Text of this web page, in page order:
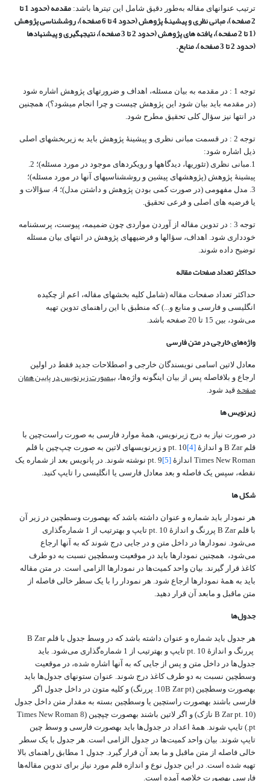
ترتیب عنوان‎های مقاله به‌طور دقیق شامل این تیترها باشد:
مقدمه (حدود 1 تا
2 صفحه)، مبانی نظری و پیشینۀ پژوهش (حدود 4 تا 6 صفحه)، روش­شناسی پژوهش
(1 تا 2 صفحه)، یافته ­های پژوهش (حدود 2 تا 3 صفحه)، نتیجه
گیری و پیشنهادها
(حدود 2 تا 3 صفحه)، منابع.
توجه 1 : در مقدمه به بیان مسئله، اهداف و ضرورت‎های پژوهش اشاره شود
(در مقدمه باید بیان شود این پژوهش چیست و چرا انجام می‎شود؟)، همچنین
در انتها نیز سؤال کلی تحقیق مطرح شود.
توجه 2 : در قسمت مبانی نظری و پیشینۀ پژوهش باید به زیربخش‎های اصلی
ذیل اشاره شود:
1.مبانی نظری (تئوری‎ها، دیدگاه‎ها و رویکردهای موجود در مورد مسئله)؛ 2.
پیشینۀ پژوهش (پژوهش‎های پیشین و روش‎شناسی‎های آنها در مورد مسئله)؛
3. مدل مفهومی (در صورت کمی بودن پژوهش و داشتن مدل)؛ 4. سؤالات و
یا فرضیه ­های اصلی و فرعی تحقیق.
توجه 3 : در تدوین مقاله از آوردن مواردی چون ضمیمه، پیوست، پرسش‎نامه
خودداری شود. اهداف، سؤال‎ها و فرضیه‎های پژوهش در انتهای بیان مسئله
توضیح داده شوند.
حداکثر تعداد صفحات مقاله
حداکثر تعداد صفحات مقاله (شامل کلیه بخش‎های مقاله، اعم از چکیده
انگلیسی و فارسی و منابع و...) که منطبق با این راهنمای تدوین تهیه
می‌شود، بین 15 تا 20 صفحه باشد.
واژه‌های خارجی در متن فارسی
معادل لاتین اسامی نویسندگان خارجی و اصطلاحات جدید فقط در اولین
ارجاع و بلافاصله پس از بیان این‎گونه واژه‌ها،
به‎صورت زیرنویس در پایین همان
صفحه قید شود.
زیرنویس ­ها
در صورت نیاز به درج زیرنویس، همۀ‌ موارد فارسی به‎ صورت راست‌چین با
قلم B Zar و اندازۀ pt. 10
[4]
و زیرنویس­های لاتین به صورت چپ‌چین با قلم
Times New Roman اندازۀ pt. 9
[5]
نوشته شوند. در پانویس بعد از شماره یک
نقطه، سپس یک فاصله و بعد معادل فارسی یا انگلیسی را تایپ کنید.
شکل ها
هر نمودار باید شماره و عنوان داشته باشد که به‎صورت وسط­چین در زیر آن
با قلم B Zar پررنگ و اندازۀ pt. 10 تایپ و به‎ترتیب از 1 شماره‌گذاری
می‌شود. نمودارها در داخل متن و در جایی درج شوند که به آنها ارجاع
می‌شود، هم­چنین نمودارها باید در موقعیت وسط‎چین نسبت به دو طرف
کاغذ قرار گیرند. بیان واحد کمیت‌ها در نمودارها الزامی است. در متن مقاله
باید به همۀ نمودارها ارجاع شود. هر نمودار را با یک سطر خالی فاصله از
متن ماقبل و مابعد آن قرار دهید.
جدول‌ها
هر جدول باید شماره و عنوان داشته باشد که در وسط جدول با قلم B Zar
پررنگ و اندازۀ pt. 10 تایپ و به‎ترتیب از 1 شماره‌گذاری می‌شود. باید
جدول‌ها در داخل متن و پس از جایی که به آنها اشاره شده، در موقعیت
وسط­چین نسبت به دو طرف کاغذ درج شوند. عنوان ستون­های جدول‌ها باید
به‎صورت وسط‎چین (10B Zar pt. پررنگ) و کلیه متون در داخل جدول اگر
فارسی باشند به‎صورت راست­چین یا وسط‎چین بسته به مقدار متن داخل جدول
(B Zar pt. 10 نازک) و اگر لاتین باشند به‎صورت چپ­چین (Times New Roman 8
pt.) تایپ شوند. همۀ اعداد در جدول‌ها باید به‎صورت فارسی و وسط چین
تایپ شوند. بیان واحد کمیت‌ها در جدول الزامی است. هر جدول با یک سطر
خالی فاصله از متن ماقبل و ما بعد آن قرار گیرد. جدول 1 مطابق راهنمای بالا
تهیه شده است. در این جدول نوع و اندازه قلم مورد نیاز برای تدوین مقاله‌ها
فارسی به‎صورت خلاصه آمده است.